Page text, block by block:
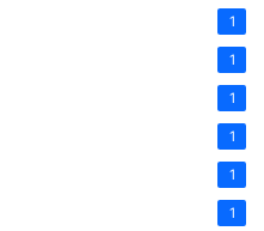
1
1
1
1
1
1